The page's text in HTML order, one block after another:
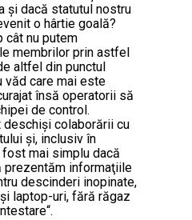
şi dacă statutul nostru
o hârtie goală?
cât nu putem
membrilor prin astfel
altfel din punctul
văd care mai este
însă operatorii să
de control.
deschişi colaborării cu
şi, inclusiv în
mai simplu dacă
prezentăm informaţiile
descinderi inopinate,
laptop-uri, fără răgaz